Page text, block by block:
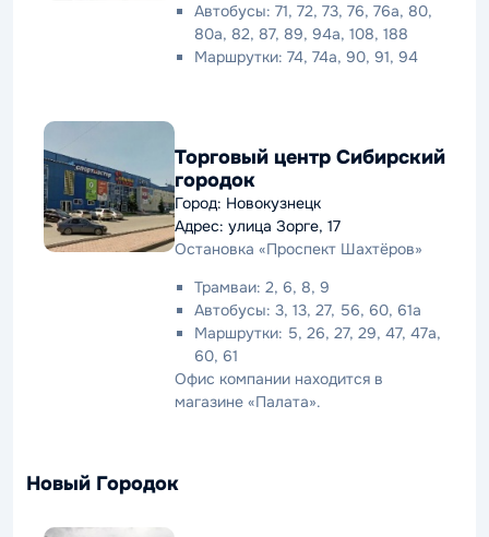
Автобусы: 71, 72, 73, 76, 76а, 80,
80а, 82, 87, 89, 94а, 108, 188
Маршрутки: 74, 74а, 90, 91, 94
Торговый центр Сибирский
городок
Город: Новокузнецк
Адрес: улица Зорге, 17
Остановка «Проспект Шахтёров»
Трамваи: 2, 6, 8, 9
Автобусы: 3, 13, 27, 56, 60, 61а
Маршрутки: 5, 26, 27, 29, 47, 47а,
60, 61
Офис компании находится в
магазине «Палата».
Новый Городок